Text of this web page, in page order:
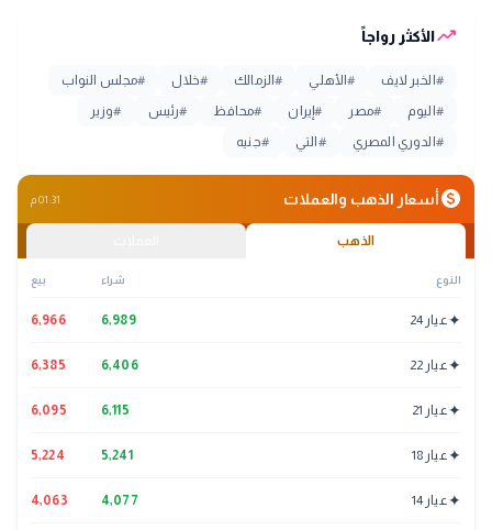
trending_upالأكثر رواجاً
# الخبر لايف #الأهلي #الزمالك #خلال #مجلس النواب
# اليوم #مصر #إيران #محافظ #رئيس #وزير
# الدوري المصري # التي #جنيه
monetization_onأسعار الذهب والعملات 01:31 م
الذهب
النوع شراء بيع
✦عيار 24 6,989
6,966
✦عيار 22 6,406
6,385
✦عيار 21 6,115
6,095
✦عيار 18 5,241
5,224
✦عيار 14 4,077
4,063